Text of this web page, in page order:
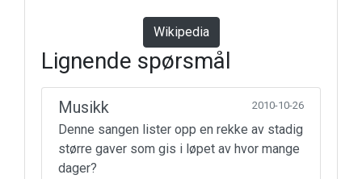
Wikipedia
Lignende spørsmål
Musikk 2010-10-26
Denne sangen lister opp en rekke av stadig
større gaver som gis i løpet av hvor mange
dager?